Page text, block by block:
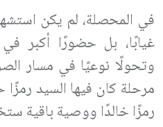
في المحصلة، لم يكن
غيابًا، بل حضورًا أكبر
وتحولًا نوعيًا في مسار
مرحلة كان فيها السيد رمزًا
رمزًا خالدًا ووصية باقية